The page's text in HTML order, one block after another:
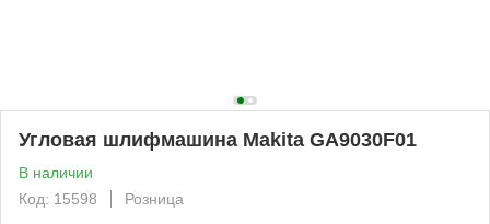
Угловая шлифмашина Makita GA9030F01
В наличии
Код: 15598
Розница